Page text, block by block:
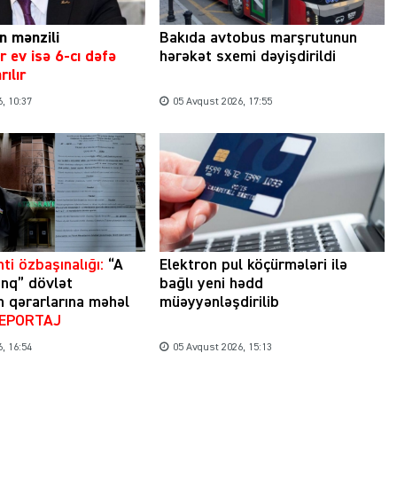
mənzili
ev isə 6-cı dəfə
10:37
Bakıda avtobus marşrutunun
hərəkət sxemi dəyişdirildi
05 Avqust 2026, 17:55
özbaşınalığı: “A
dövlət
qərarlarına məhəl
16:54
Elektron pul köçürmələri ilə
bağlı yeni hədd
müəyyənləşdirilib
05 Avqust 2026, 15:13
Şəhərsalma ili və qanunsuz tikintilər:
nəzarət mexanizmi haradadır?
01 İyun 2026, 11:28